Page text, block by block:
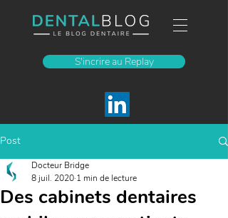
S'incrire au Replay
Post
Des cabinets dentaires
Docteur Bridge
8 juil. 2020 1 min de lecture